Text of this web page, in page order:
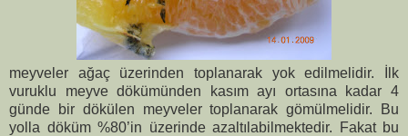
meyveler ağaç üzerinden toplanarak yok edilmelidir. İlk
vuruklu meyve dökümünden kasım ayı ortasına kadar 4
günde bir dökülen meyveler toplanarak gömülmelidir. Bu
yolla döküm %80’in üzerinde azaltılabilmektedir. Fakat bu